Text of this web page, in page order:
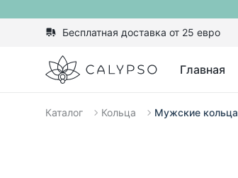
Бесплатная доставка от 25 евро
Calypso Главная
Каталог Кольца Мужские кольца